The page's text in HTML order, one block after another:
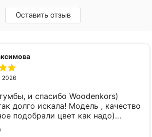
Оставить отзыв
2026
и спасибо Woodenkors)
долго искала! Модель , качество
подобрали цвет как надо)
Отдельное спасибо Виктору!